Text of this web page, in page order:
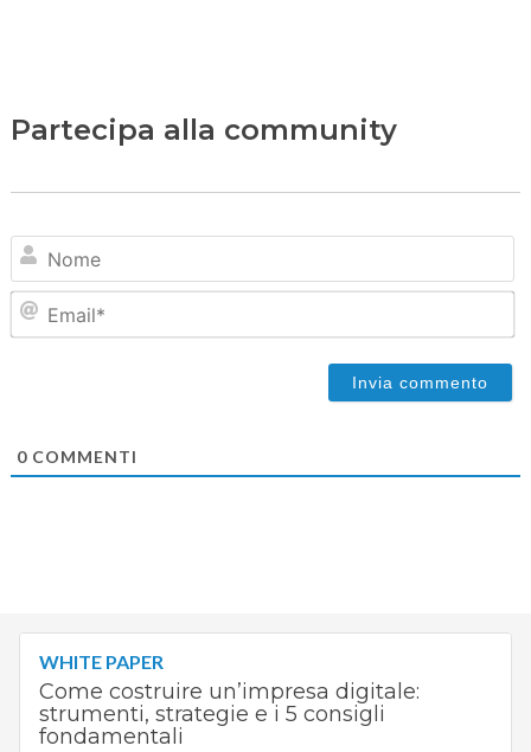
Partecipa alla community
0COMMENTI
WHITE PAPER
Come costruire un’impresa digitale:
strumenti, strategie e i 5 consigli
fondamentali